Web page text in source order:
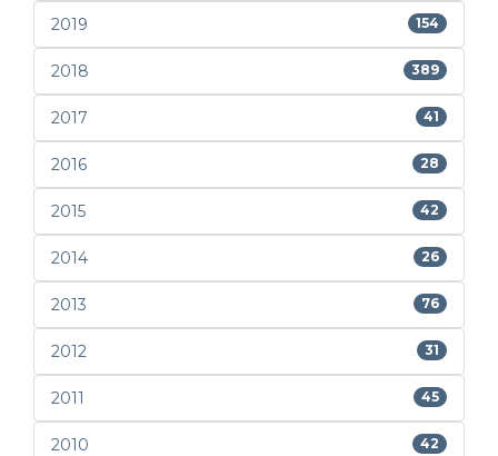
2019 154
2018 389
2017 41
2016 28
2015 42
2014 26
2013 76
2012 31
2011 45
2010 42